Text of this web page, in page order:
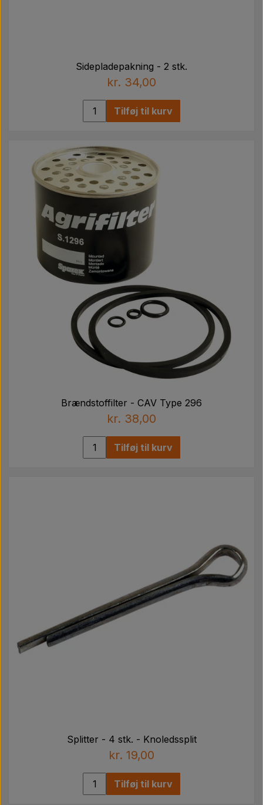
Sidepladepakning - 2 stk.
kr. 34,00
Tilføj til kurv
Brændstoffilter - CAV Type 296
kr. 38,00
Tilføj til kurv
Splitter - 4 stk. - Knoledssplit
kr. 19,00
Tilføj til kurv